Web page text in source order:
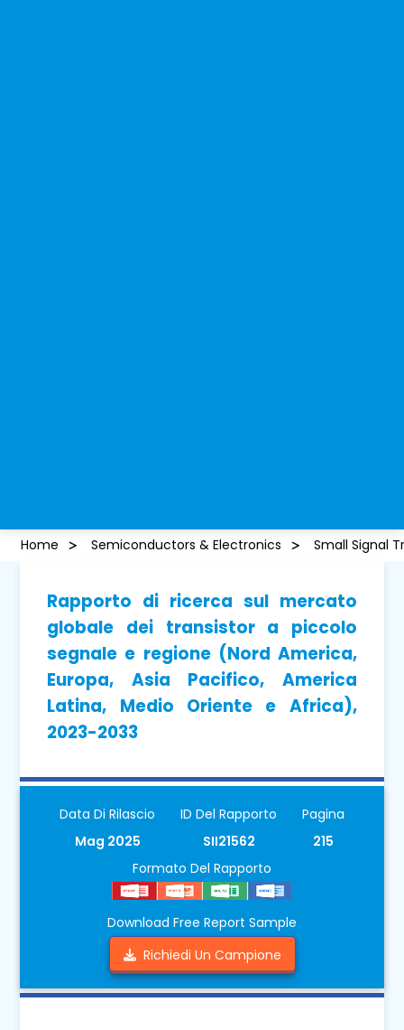
Home Semiconductors & Electronics Small Signal
Rapporto di ricerca sul mercato
globale dei transistor a piccolo
segnale e regione (Nord America,
Europa, Asia Pacifico, America
Latina, Medio Oriente e Africa),
2023-2033
Data Di Rilascio
Mag 2025
ID Del Rapporto
SII21562
Pagina
215
Formato Del Rapporto
Download Free Report Sample
Richiedi Un Campione